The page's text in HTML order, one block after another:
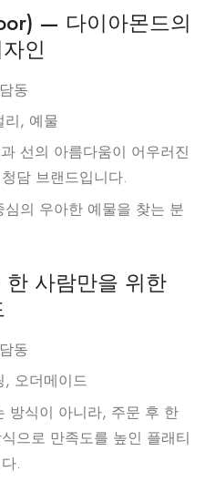
— 다이아몬드의
인
동
리, 예물
선의 아름다움이 어우러진
담 브랜드입니다.
심의 우아한 예물을 찾는 분
사람만을 위한
동
, 오더메이드
방식이 아니라, 주문 후 한
으로 만족도를 높인 플래티
.